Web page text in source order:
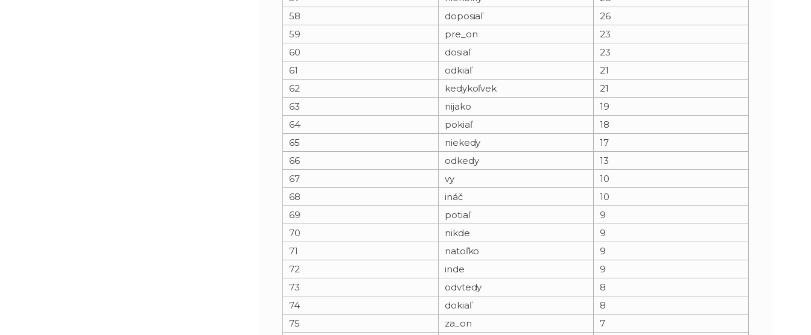
58
doposiaľ
26
59
pre_on
23
60
dosiaľ
23
61
odkiaľ
21
62
kedykoľvek
21
63
nijako
19
64
pokiaľ
18
65
niekedy
17
66
odkedy
13
67
vy
10
68
ináč
10
69
potiaľ
9
70
nikde
9
71
natoľko
9
72
inde
9
73
odvtedy
8
74
dokiaľ
8
75
za_on
7